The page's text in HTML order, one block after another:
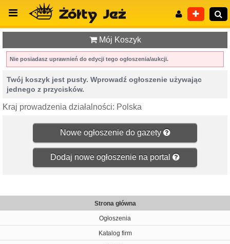
Wyszukiwanie zaawansowane
Mój Koszyk
Nie posiadasz uprawnień do edycji tego ogłoszenia/aukcji.
Twój koszyk jest pusty. Wprowadź ogłoszenie używając
jednego z przycisków.
Kraj prowadzenia działalności: Polska
Nowe ogłoszenie do gazety
Dodaj nowe ogłoszenie na portal
Strona główna
Ogłoszenia
Katalog firm